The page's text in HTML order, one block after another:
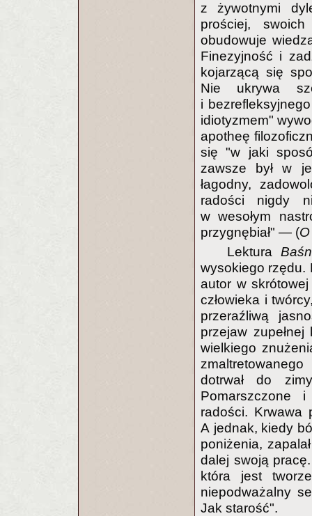
z żywotnymi
prościej,
obudowuje
Finezyjność i
kojarzącą się
Nie ukrywa
i
idiotyzmem"
apotheę
się "w jaki
zawsze był w
łagodny,
radości nigdy
w wesołym
przygnębiał" — (
Lektura
wysokiego rzędu.
autor w skrótowej
człowieka i
przeraźliwą
przejaw
wielkiego
dotrwał do
Pomarszczone
radości. Krwawa
A jednak, kiedy
poniżenia,
dalej swoją
która jest
niepodważalny
Jak starość".